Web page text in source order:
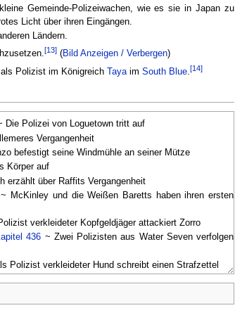
Gemeinde-Polizeiwachen, wie es sie in Japan zu
Licht über ihren Eingängen.
Ländern.
[13] (Bild Anzeigen / Verbergen)
Polizist im Königreich Tayaim South Blue.[14]
Die Polizei von Loguetown tritt auf
Vergangenheit
befestigt seine Windmühle an seiner Mütze
Körper auf
erzählt über Raffits Vergangenheit
McKinley und die Weißen Baretts haben ihren ersten
verkleideter Kopfgeldjäger attackiert Zorro
436 ~ Zwei Polizisten aus Water Seven verfolgen
Polizist verkleideter Hund schreibt einen Strafzettel